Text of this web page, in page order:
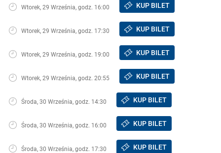
Wtorek, 29 Września, godz. 16:00 KUP BILET
Wtorek, 29 Września, godz. 17:30 KUP BILET
Wtorek, 29 Września, godz. 19:00 KUP BILET
Wtorek, 29 Września, godz. 20:55 KUP BILET
Środa, 30 Września, godz. 14:30 KUP BILET
Środa, 30 Września, godz. 16:00 KUP BILET
Środa, 30 Września, godz. 17:30 KUP BILET